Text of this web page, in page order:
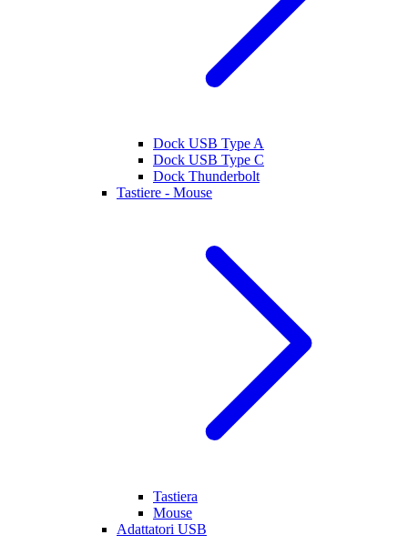
Dock USB Type A
Dock USB Type C
Dock Thunderbolt
Tastiere - Mouse
Tastiera
Mouse
Adattatori USB